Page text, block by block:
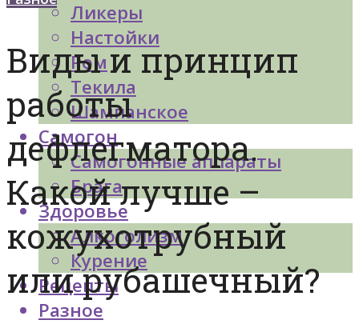
Ликеры
Настойки
Ром
Текила
Шампанское
Самогон
Самогонные аппараты
Брага
Здоровье
Алкоголизм
Курение
Рецепты
Разное
Виды и принцип
работы
дефлегматора.
Какой лучше –
кожухотрубный
или рубашечный?